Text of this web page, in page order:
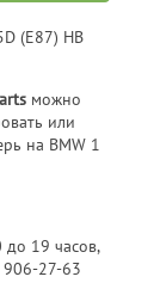
(E87) HB
можно
или
на BMW 1
до 19 часов,
906-27-63